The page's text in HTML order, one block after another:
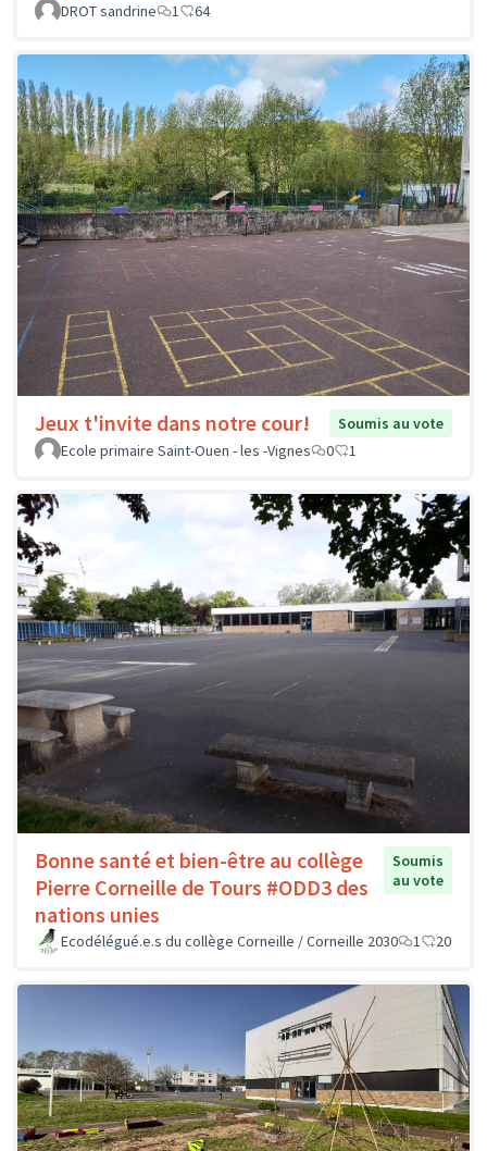
DROT sandrine 1 64
Jeux t'invite dans notre cour!
Soumis au vote
Ecole primaire Saint-Ouen - les -Vignes
0 1
Bonne santé et bien-être au collège
Pierre Corneille de Tours #ODD3 des
nations unies
Soumis
au vote
Ecodélégué.e.s du collège Corneille / Corneille 2030 1 20